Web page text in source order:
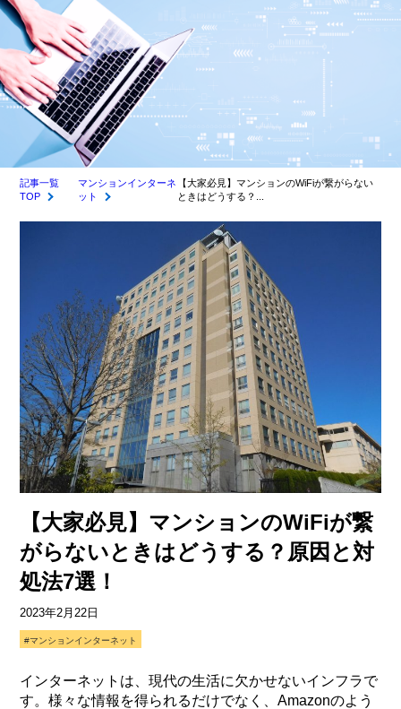
記事一覧
TOP
マンションインターネ
ット
【大家必見】マンションのWiFiが繋がらない
ときはどうする？...
【大家必見】マンションのWiFiが繋
がらないときはどうする？原因と対
処法7選！
2023年2月22日
#マンションインターネット
インターネットは、現代の生活に欠かせないインフラで
す。様々な情報を得られるだけでなく、Amazonのよう